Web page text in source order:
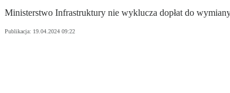
Ministerstwo Infrastruktury nie wyklucza dopłat do
Publikacja: 19.04.2024 09:22